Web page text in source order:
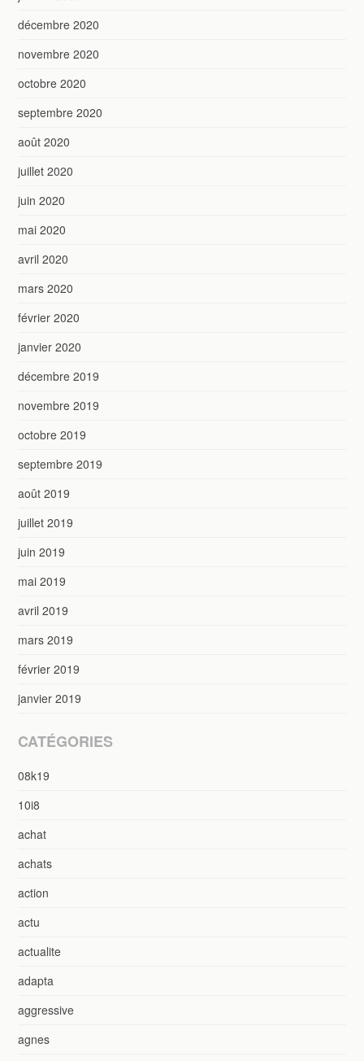
décembre 2020
novembre 2020
octobre 2020
septembre 2020
août 2020
juillet 2020
juin 2020
mai 2020
avril 2020
mars 2020
février 2020
janvier 2020
décembre 2019
novembre 2019
octobre 2019
septembre 2019
août 2019
juillet 2019
juin 2019
mai 2019
avril 2019
mars 2019
février 2019
janvier 2019
CATÉGORIES
08k19
10i8
achat
achats
action
actu
actualite
adapta
aggressive
agnes